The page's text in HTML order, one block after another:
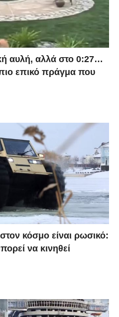
αυλή, αλλά στο 0:27…
επικό πράγμα που
κόσμο είναι ρωσικό:
να κινηθεί